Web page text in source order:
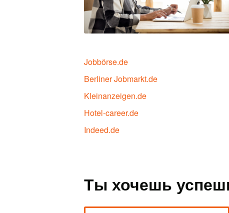
Jobbörse.de
Berliner Jobmarkt.de
Kleinanzeigen.de
Hotel-career.de
Indeed.de
Ты хочешь